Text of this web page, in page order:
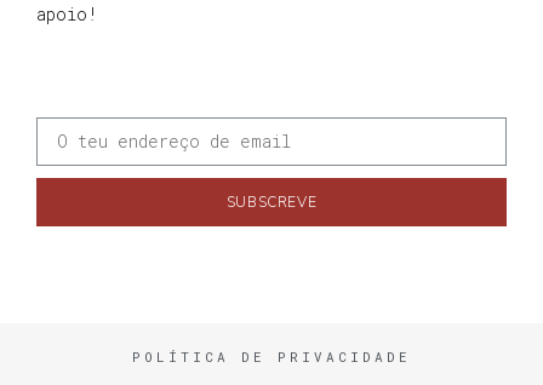
apoio!
SUBSCREVE
POLÍTICA DE PRIVACIDADE